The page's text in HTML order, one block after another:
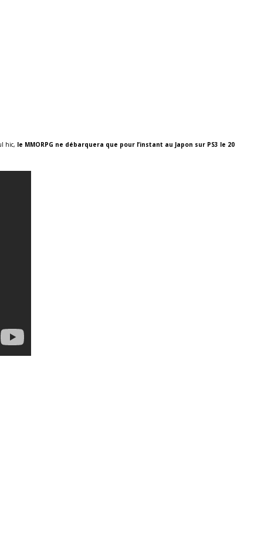
hic, le MMORPG ne débarquera que pour l’instant au Japon sur PS3 le 20